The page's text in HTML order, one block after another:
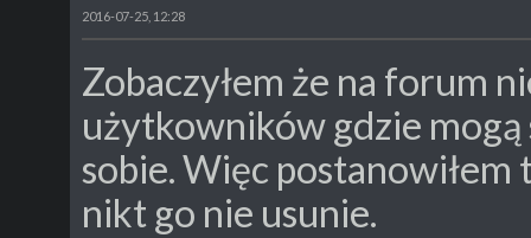
2016-07-25, 12:28
Zobaczyłem że na forum
użytkowników gdzie
sobie. Więc
nikt go nie usunie.